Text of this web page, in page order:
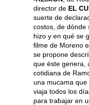
director de EL
suerte de
costos, de dónde
hizo y en qué se
filme de Moreno
se propone
que éste genera,
cotidiana de
una mucama que
viaja todos los
para trabajar en